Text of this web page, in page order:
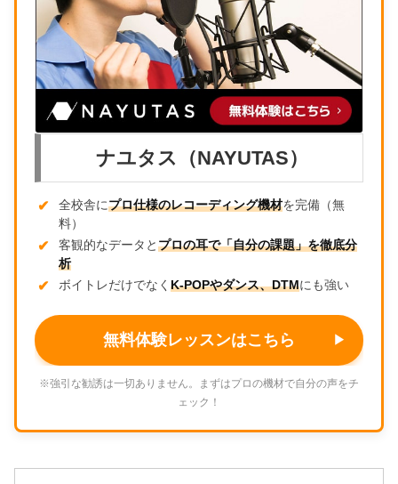
ナユタス（NAYUTAS）
全校舎にプロ仕様のレコーディング機材を完備（無
料）
客観的なデータとプロの耳で「自分の課題」を徹底分
析
ボイトレだけでなく K-POPやダンス、DTMにも強い
無料体験レッスンはこちら
※強引な勧誘は一切ありません。まずはプロの機材で自分の声をチ
ェック！